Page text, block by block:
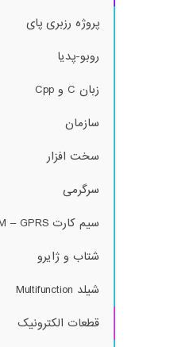
پروژه رزبری پای
روبو-پدیا
زبان C و Cpp
سازمان
سخت افزار
سرگرمی
سیم کارت GSM – GPRS
شتاب و ژایرو
شیلد Multifunction
قطعات الکترونیک